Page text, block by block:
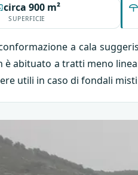
SUPERFICIE
circa 900 m²
a cala
è abituato a tratti meno
utili in caso di fondali